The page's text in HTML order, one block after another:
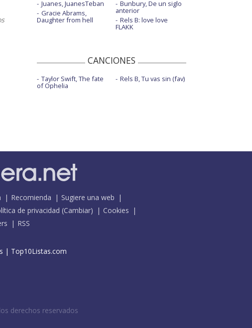
Juanes, JuanesTeban
Gracie Abrams,
Daughter from hell
Bunbury, De un siglo
anterior
Rels B: love love
FLAKK
CANCIONES
Taylor Swift, The fate
of Ophelia
Rels B, Tu vas sin (fav)
Recomienda
Sugiere una web
de privacidad (Cambiar)
Cookies
RSS
| Top10Listas.com
derechos reservados